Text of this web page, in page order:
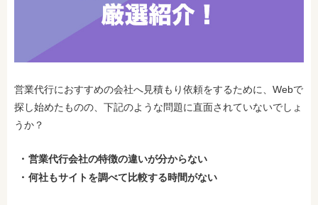
営業代行におすすめの会社へ見積もり依頼をするために、Webで
探し始めたものの、下記のような問題に直面されていないでしょ
うか？
営業代行会社の特徴の違いが分からない
何社もサイトを調べて比較する時間がない